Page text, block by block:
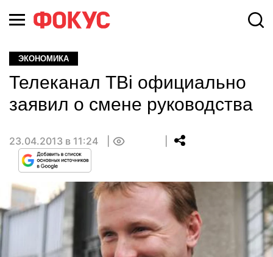
ЭКОНОМИКА
Телеканал TВi официально
заявил о смене руководства
23.04.2013 в 11:24